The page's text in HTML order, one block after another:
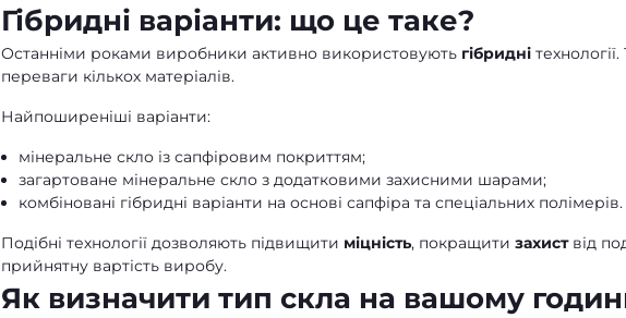
Гібридні варіанти: що це таке?
Останніми роками виробники активно використовують гібридні
переваги кількох матеріалів.
Найпоширеніші варіанти:
мінеральне скло із сапфіровим покриттям;
загартоване мінеральне скло з додатковими захисними шарами;
комбіновані гібридні варіанти на основі сапфіра та спеціальних полімерів.
Подібні технології дозволяють підвищити міцність, покращити захиствід
прийнятну вартість виробу.
Як визначити тип скла на вашому